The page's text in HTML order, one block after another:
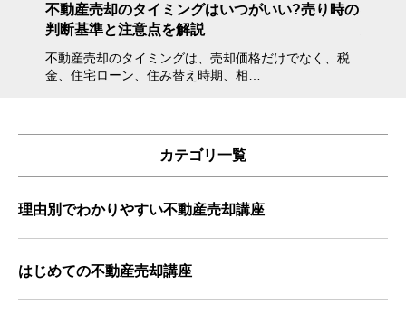
不動産売却のタイミングはいつがいい?売り時の
判断基準と注意点を解説
不動産売却のタイミングは、売却価格だけでなく、税
金、住宅ローン、住み替え時期、相…
カテゴリ一覧
理由別でわかりやすい不動産売却講座
はじめての不動産売却講座